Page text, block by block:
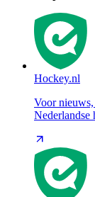
Hockey.nl
Voor
Nederlandse